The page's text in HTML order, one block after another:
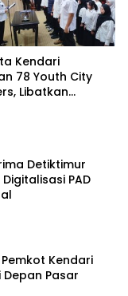
Kendari
78 Youth City
Libatkan
Detiktimur
PAD
Kendari
Pasar